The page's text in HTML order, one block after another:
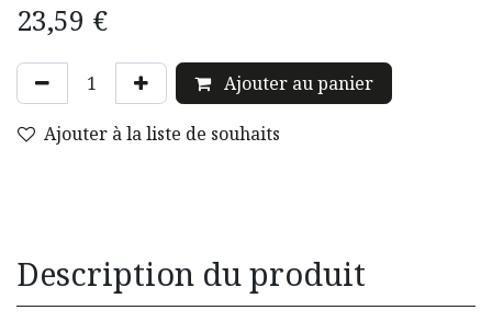
23,59 €
Ajouter au panier
Ajouter à la liste de souhaits
Description du produit